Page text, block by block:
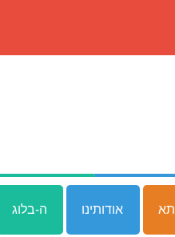
אודותינו ה-בלוג